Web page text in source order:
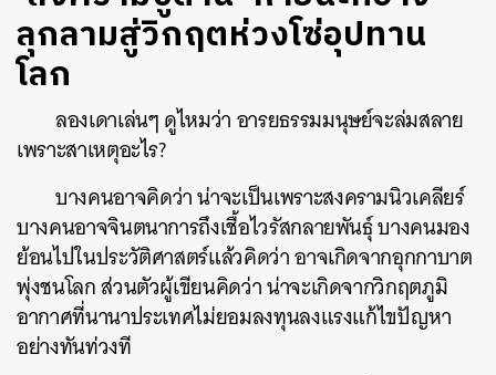
ลุกลามสู่วิกฤตห่วงโซ่อุปทาน
โลก
ลองเดาเล่นๆ ดูไหมว่า อารยธรรมมนุษย์จะล่มสลาย
เพราะสาเหตุอะไร?
บางคนอาจคิดว่า น่าจะเป็นเพราะสงครามนิวเคลียร์
บางคนอาจจินตนาการถึงเชื้อไวรัสกลายพันธุ์ บางคนมอง
ย้อนไปในประวัติศาสตร์แล้วคิดว่า อาจเกิดจากอุกกาบาต
พุ่งชนโลก ส่วนตัวผู้เขียนคิดว่า น่าจะเกิดจากวิกฤตภูมิ
อากาศที่นานาประเทศไม่ยอมลงทุนลงแรงแก้ไขปัญหา
อย่างทันท่วงที